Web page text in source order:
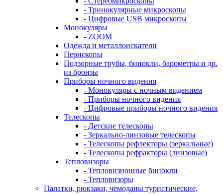
- Тринокулярные микроскопы
- Цифровые USB микроскопы
Монокуляры
- ZOOM
Одежда и металлоискатели
Перископы
Подзорные трубы, бинокли, барометры и др.
из бронзы
Приборы ночного видения
- Монокуляры с ночным видением
- Приборы ночного видения
- Цифровые приборы ночного видения
Телескопы
- Детские телескопы
- Зеркально-линзовые телескопы
- Телескопы рефлекторы (зеркальные)
- Телескопы рефракторы (линзовые)
Тепловизоры
- Тепловизионные бинокли
- Тепловизоры
Палатки, рюкзаки, чемоданы туристические,